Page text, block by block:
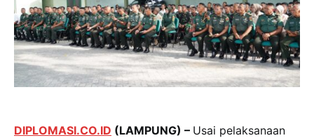
DIPLOMASI.CO.ID (LAMPUNG) – Usai pelaksanaan